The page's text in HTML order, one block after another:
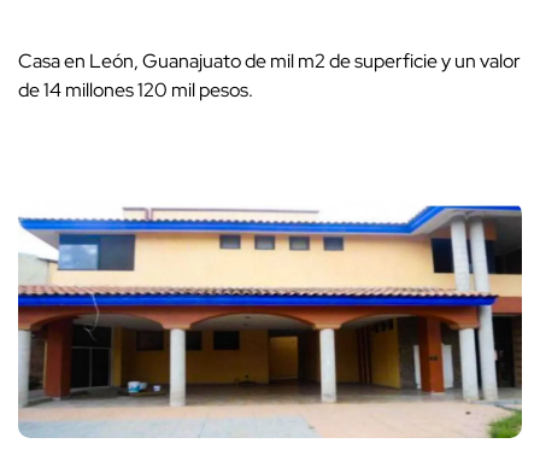
Casa en León, Guanajuato de mil m2 de superficie y un valor
de 14 millones 120 mil pesos.